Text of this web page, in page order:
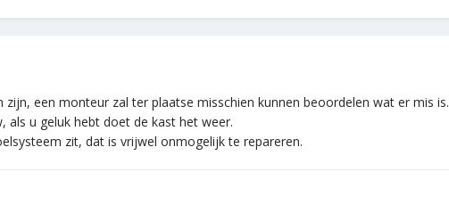
een monteur zal ter plaatse misschien kunnen beoordelen wat er mis is.
als u geluk hebt doet de kast het weer.
zit, dat is vrijwel onmogelijk te repareren.